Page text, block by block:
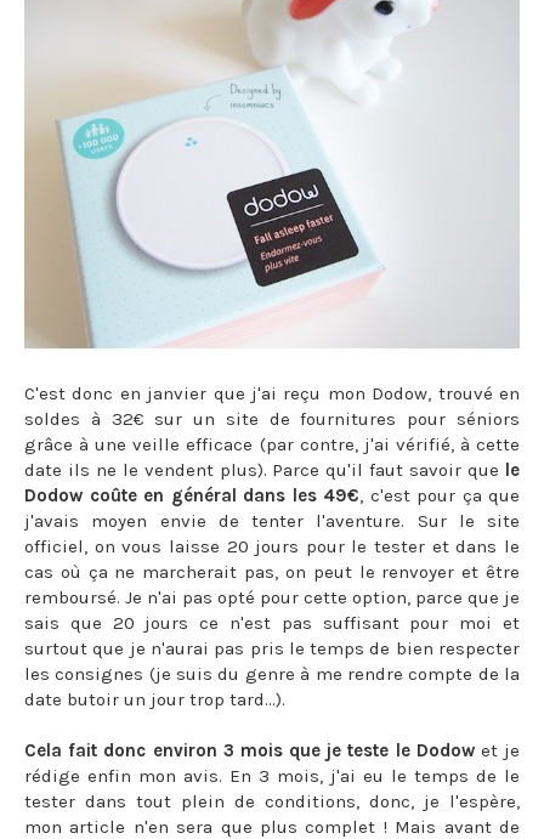
C'est donc en janvier que j'ai reçu mon Dodow, trouvé en
soldes à 32€ sur un site de fournitures pour séniors
grâce à une veille efficace (par contre, j'ai vérifié, à cette
date ils ne le vendent plus). Parce qu'il faut savoir que le
Dodow coûte en général dans les 49€, c'est pour ça que
j'avais moyen envie de tenter l'aventure. Sur le site
officiel, on vous laisse 20 jours pour le tester et dans le
cas où ça ne marcherait pas, on peut le renvoyer et être
remboursé. Je n'ai pas opté pour cette option, parce que je
sais que 20 jours ce n'est pas suffisant pour moi et
surtout que je n'aurai pas pris le temps de bien respecter
les consignes (je suis du genre à me rendre compte de la
date butoir un jour trop tard...).
Cela fait donc environ 3 mois que je teste le Dodowet je
rédige enfin mon avis. En 3 mois, j'ai eu le temps de le
tester dans tout plein de conditions, donc, je l'espère,
mon article n'en sera que plus complet ! Mais avant de